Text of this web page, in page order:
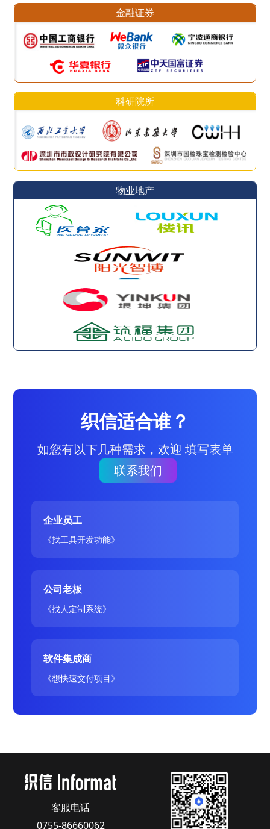
金融证券
科研院所
物业地产
织信适合谁？
如您有以下几种需求，欢迎 填写表单
联系我们
企业员工
《找工具开发功能》
公司老板
《找人定制系统》
软件集成商
《想快速交付项目》
客服电话
0755-86660062